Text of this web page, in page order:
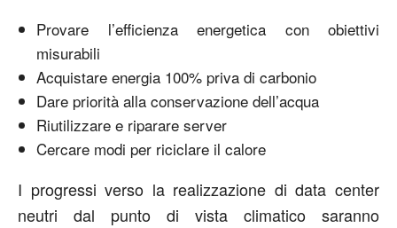
Provare l’efficienza energetica con obiettivi
misurabili
Acquistare energia 100% priva di carbonio
Dare priorità alla conservazione dell’acqua
Riutilizzare e riparare server
Cercare modi per riciclare il calore
I progressi verso la realizzazione di data center
neutri dal punto di vista climatico saranno